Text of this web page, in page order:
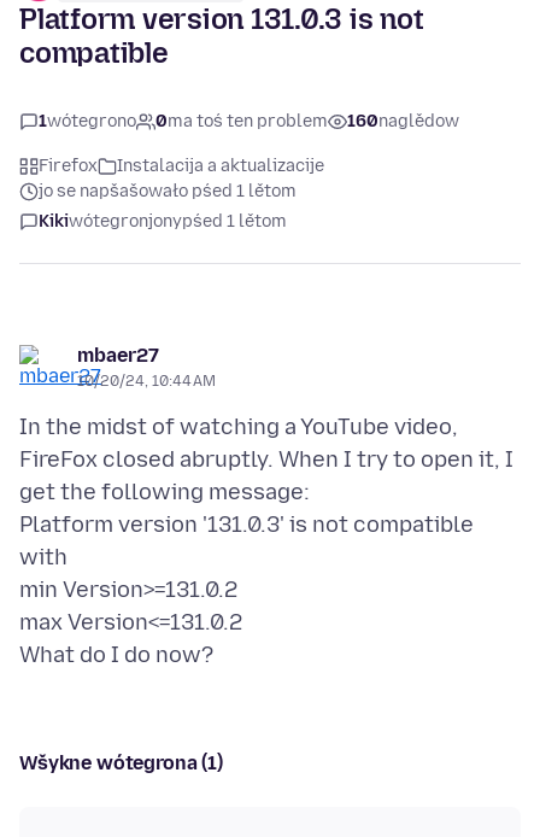
Platform version 131.0.3 is not
compatible
1wótegrono 0ma toś ten problem 160naglědow
Firefox
Instalacija a aktualizacije
jo se napšašowało pśed 1 lětom
Kikiwótegronjonypśed 1 lětom
mbaer27
10/20/24, 10:44 AM
In the midst of watching a YouTube video,
FireFox closed abruptly. When I try to open it, I
get the following message:
Platform version '131.0.3' is not compatible
with
min Version>=131.0.2
max Version<=131.0.2
Wšykne wótegrona (1)